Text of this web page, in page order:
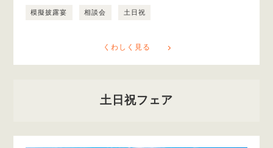
模擬披露宴 相談会 土日祝
くわしく見る
土日祝フェア